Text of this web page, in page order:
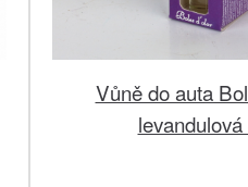
Vůně do auta